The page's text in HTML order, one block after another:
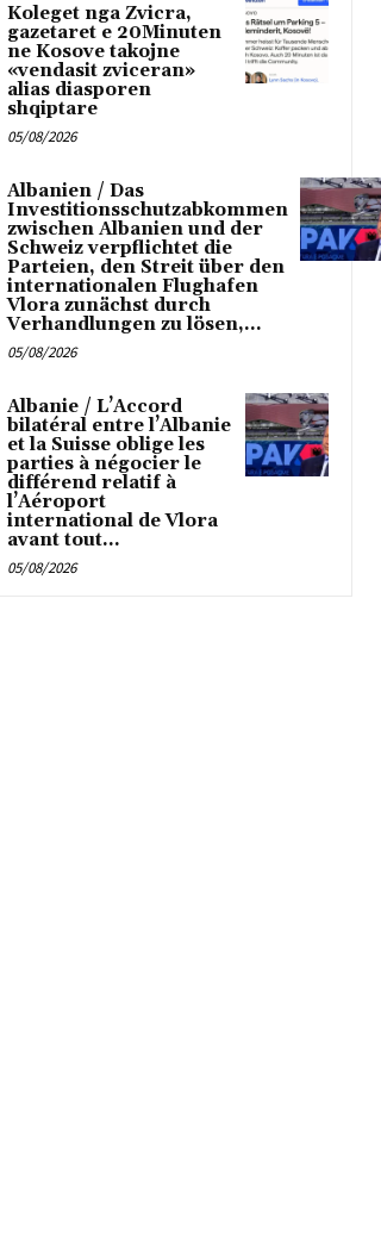
Koleget nga Zvicra,
gazetaret e 20Minuten
ne Kosove takojne
«vendasit zviceran»
alias diasporen
shqiptare
05/08/2026
Albanien / Das
Investitionsschutzabkommen
zwischen Albanien und der
Schweiz verpflichtet die
Parteien, den Streit über den
internationalen Flughafen
Vlora zunächst durch
Verhandlungen zu lösen,...
05/08/2026
Albanie / L’Accord
bilatéral entre l’Albanie
et la Suisse oblige les
parties à négocier le
différend relatif à
l’Aéroport
international de Vlora
avant tout...
05/08/2026